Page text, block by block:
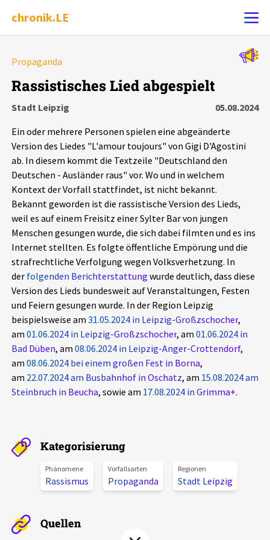
chronik.LE
Chronik
Dossiers
Leipziger Zustände
Schlaglichter
Phänomene
Aktuelles
Alle Beiträge
Veranstaltungen
Pressemitteilungen
Podcasts
Über uns
Projektbeschreibung
Kontakt
chronik.LE in der Presse
Propaganda
Rassistisches Lied abgespielt
Stadt Leipzig
05.08.2024
Ein oder mehrere Personen spielen eine abgeänderte
Version des Liedes "L'amour toujours" von Gigi D'Agostini
ab. In diesem kommt die Textzeile "Deutschland den
Deutschen - Ausländer raus" vor. Wo und in welchem
Kontext der Vorfall stattfindet, ist nicht bekannt.
Bekannt geworden ist die rassistische Version des Lieds,
weil es auf einem Freisitz einer Sylter Bar von jungen
Menschen gesungen wurde, die sich dabei filmten und es ins
Internet stellten. Es folgte öffentliche Empörung und die
strafrechtliche Verfolgung wegen Volksverhetzung. In
der folgenden Berichterstattung wurde deutlich, dass diese
Version des Lieds bundesweit auf Veranstaltungen, Festen
und Feiern gesungen wurde. In der Region Leipzig
beispielsweise am 31.05.2024 in Leipzig-Großzschocher,
am 01.06.2024 in Leipzig-Großzschocher, am 01.06.2024 in
Bad Düben, am 08.06.2024 in Leipzig-Anger-Crottendorf,
am 08.06.2024 bei einem großen Fest in Borna,
am 22.07.2024 am Busbahnhof in Oschatz, am 15.08.2024 am
Steinbruch in Beucha, sowie am 17.08.2024 in Grimma+.
Kategorisierung
Phänomene
Rassismus
Vorfallsarten
Propaganda
Regionen
Stadt Leipzig
Quellen
Alle Ereignisse
Ereignisse
Ereignisse
Exportieren Filter Erklärungen